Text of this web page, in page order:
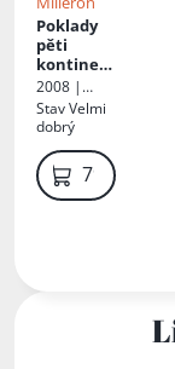
Poklady
pěti
kontinen
tů
2008 |
Reader's
Digest
Výběr
StavVelmi
dobrý
79 Kč